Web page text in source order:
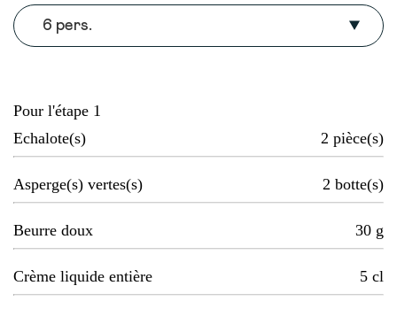
6 pers.
Pour l'étape 1
Echalote(s)
2 pièce(s)
Asperge(s) vertes(s) 2 botte(s)
Beurre doux 30 g
Crème liquide entière 5 cl